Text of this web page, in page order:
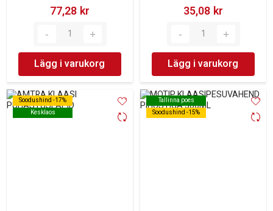
77,28 kr‎
Lägg i varukorg
35,08 kr‎
Lägg i varukorg
Soodushind -17%
Kesklaos
Soodushind -17%
Kesklaos
Tallinna poes
Soodushind -15%
Tallinna poes
Soodushind -15%